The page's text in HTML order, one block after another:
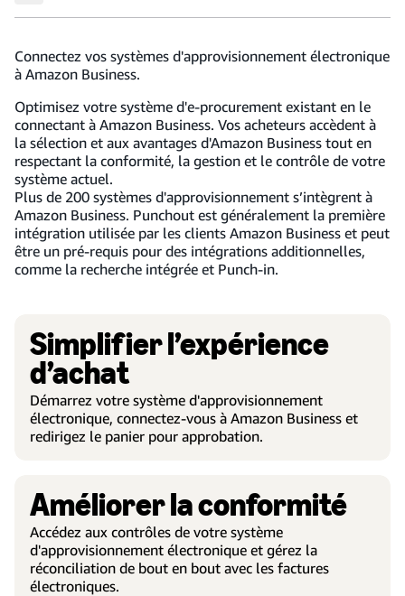
Connectez vos systèmes d'approvisionnement électronique
à Amazon Business.
Optimisez votre système d'e-procurement existant en le
connectant à Amazon Business. Vos acheteurs accèdent à
la sélection et aux avantages d'Amazon Business tout en
respectant la conformité, la gestion et le contrôle de votre
système actuel.
Plus de 200 systèmes d'approvisionnement s’intègrent à
Amazon Business. Punchout est généralement la première
intégration utilisée par les clients Amazon Business et peut
être un pré-requis pour des intégrations additionnelles,
comme la recherche intégrée et Punch-in.
Simplifier l’expérience
d’achat
Démarrez votre système d'approvisionnement
électronique, connectez-vous à Amazon Business et
redirigez le panier pour approbation.
Améliorer la conformité
Accédez aux contrôles de votre système
d'approvisionnement électronique et gérez la
réconciliation de bout en bout avec les factures
électroniques.